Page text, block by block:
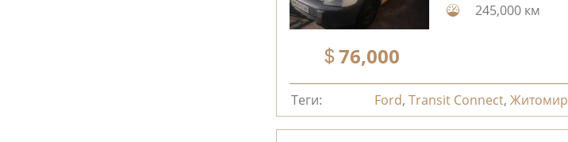
76,000
245,000 км
Теги: Ford,Transit Connect,Житомир